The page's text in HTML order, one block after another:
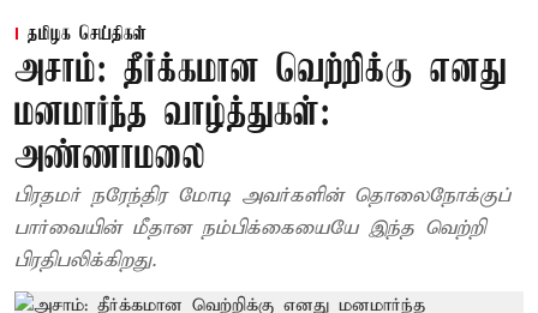
தமிழக செய்திகள்
அசாம்: தீர்க்கமான வெற்றிக்கு எனது
மனமார்ந்த வாழ்த்துகள்:
அண்ணாமலை
பிரதமர் நரேந்திர மோடி அவர்களின் தொலைநோக்குப்
பார்வையின் மீதான நம்பிக்கையையே இந்த வெற்றி
பிரதிபலிக்கிறது.